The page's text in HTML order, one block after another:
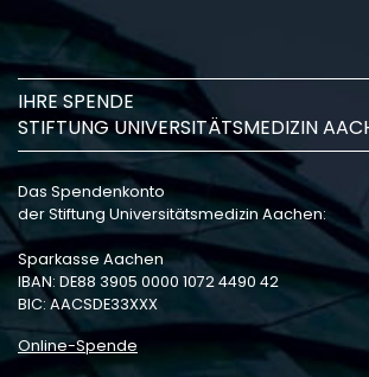
IHRE SPENDE
STIFTUNG UNIVERSITÄTSMEDIZIN
Das Spendenkonto
der Stiftung Universitätsmedizin Aachen:
Sparkasse Aachen
IBAN: DE88 3905 0000 1072 4490 42
BIC: AACSDE33XXX
Online-Spende